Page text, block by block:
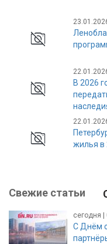
В 2026
жилья в
Свежие статьи
сегодня |
С Днём